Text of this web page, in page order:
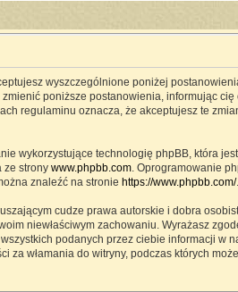
wyszczególnione poniżej
poniższe postanowienia, informując
regulaminu oznacza, że akceptujesz te
wykorzystujące technologię phpBB, która
ze strony www.phpbb.com. Oprogramowanie
znaleźć na stronie https://www.phpbb.com/.
cudze prawa autorskie i dobra
niewłaściwym zachowaniu. Wyrażasz
podanych przez ciebie informacji w
za włamania do witryny, podczas których